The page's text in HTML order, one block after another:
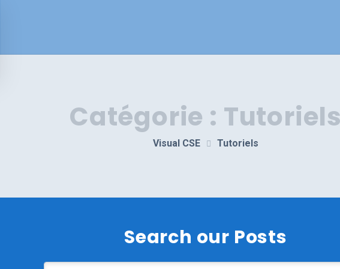
Catégorie :
Visual CSE Tutoriels
Search our Posts